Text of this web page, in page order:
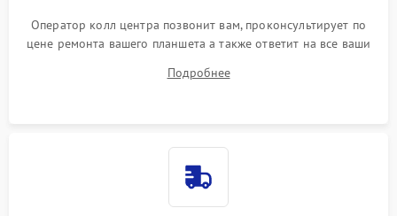
Оператор колл центра позвонит вам, проконсультирует по
цене ремонта вашего планшета а также ответит на все ваши
Подробнее